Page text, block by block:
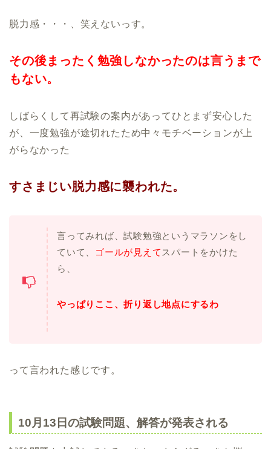
脱力感・・・、笑えないっす。
その後まったく勉強しなかったのは言うまで
もない。
しばらくして再試験の案内があってひとまず安心した
が、一度勉強が途切れたため中々モチベーションが上
がらなかった
すさまじい脱力感に襲われた。
言ってみれば、試験勉強というマラソンをし
ていて、
ゴールが見えて スパートをかけた
ら、
やっぱりここ、折り返し地点にするわ
って言われた感じです。
10月13日の試験問題、解答が発表される